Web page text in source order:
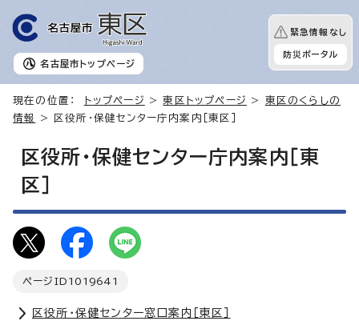
名古屋市 トップページ
緊急情報なし
防災ポータル
現在の位置： トップページ > 東区トップページ >
東区のくらしの
情報
> 区役所・保健センター庁内案内［東区］
区役所・保健センター庁内案内［東
区］
ページID 1019641
区役所・保健センター窓口案内［東区］